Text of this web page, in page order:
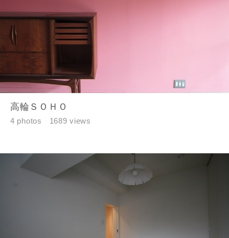
高輪ＳＯＨＯ
4 photos 1689 views